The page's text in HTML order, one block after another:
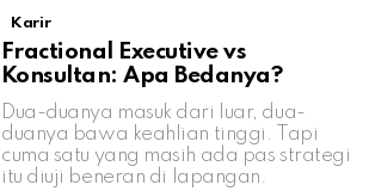
Karir
Fractional Executive vs
Konsultan: Apa Bedanya?
Dua-duanya masuk dari luar, dua-
duanya bawa keahlian tinggi. Tapi
cuma satu yang masih ada pas strategi
itu diuji beneran di lapangan.